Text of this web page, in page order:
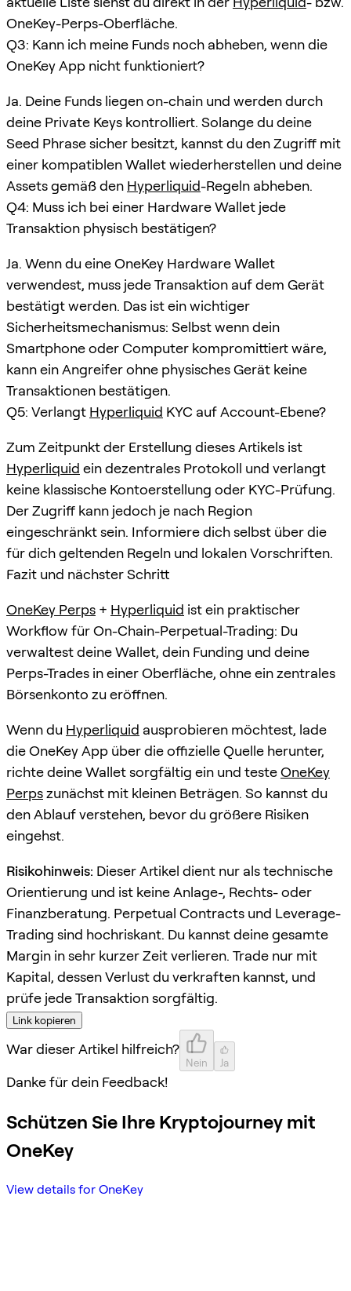
OneKey-Perps-Oberfläche.
Q3: Kann ich meine Funds noch abheben, wenn die
OneKey App nicht funktioniert?
Ja. Deine Funds liegen on-chain und werden durch
deine Private Keys kontrolliert. Solange du deine
Seed Phrase sicher besitzt, kannst du den Zugriff mit
einer kompatiblen Wallet wiederherstellen und deine
Assets gemäß den Hyperliquid-Regeln abheben.
Q4: Muss ich bei einer Hardware Wallet jede
Transaktion physisch bestätigen?
Ja. Wenn du eine OneKey Hardware Wallet
verwendest, muss jede Transaktion auf dem Gerät
bestätigt werden. Das ist ein wichtiger
Sicherheitsmechanismus: Selbst wenn dein
Smartphone oder Computer kompromittiert wäre,
kann ein Angreifer ohne physisches Gerät keine
Transaktionen bestätigen.
Q5: Verlangt Hyperliquid KYC auf Account-Ebene?
Zum Zeitpunkt der Erstellung dieses Artikels ist
Hyperliquid ein dezentrales Protokoll und verlangt
keine klassische Kontoerstellung oder KYC-Prüfung.
Der Zugriff kann jedoch je nach Region
eingeschränkt sein. Informiere dich selbst über die
für dich geltenden Regeln und lokalen Vorschriften.
Fazit und nächster Schritt
OneKey Perps + Hyperliquid ist ein praktischer
Workflow für On-Chain-Perpetual-Trading: Du
verwaltest deine Wallet, dein Funding und deine
Perps-Trades in einer Oberfläche, ohne ein zentrales
Börsenkonto zu eröffnen.
Wenn du Hyperliquid ausprobieren möchtest, lade
die OneKey App über die offizielle Quelle herunter,
richte deine Wallet sorgfältig ein und testeOneKey
Perpszunächst mit kleinen Beträgen. So kannst du
den Ablauf verstehen, bevor du größere Risiken
eingehst.
Risikohinweis: Dieser Artikel dient nur als technische
Orientierung und ist keine Anlage-, Rechts- oder
Finanzberatung. Perpetual Contracts und Leverage-
Trading sind hochriskant. Du kannst deine gesamte
Margin in sehr kurzer Zeit verlieren. Trade nur mit
Kapital, dessen Verlust du verkraften kannst, und
prüfe jede Transaktion sorgfältig.
Link kopieren
War dieser Artikel hilfreich?
Nein Ja
Danke für dein Feedback!
Schützen Sie Ihre Kryptojourney mit
OneKey
View details for OneKey